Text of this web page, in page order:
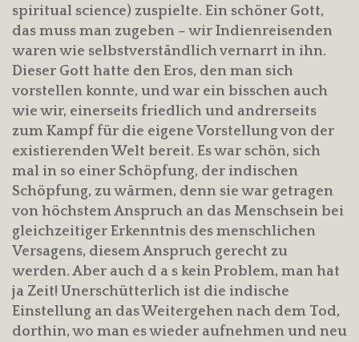
spiritual science) zuspielte. Ein schöner Gott,
das muss man zugeben – wir Indienreisenden
waren wie selbstverständlich vernarrt in ihn.
Dieser Gott hatte den Eros, den man sich
vorstellen konnte, und war ein bisschen auch
wie wir, einerseits friedlich und andrerseits
zum Kampf für die eigene Vorstellung von der
existierenden Welt bereit. Es war schön, sich
mal in so einer Schöpfung, der indischen
Schöpfung, zu wärmen, denn sie war getragen
von höchstem Anspruch an das Menschsein bei
gleichzeitiger Erkenntnis des menschlichen
Versagens, diesem Anspruch gerecht zu
werden. Aber auch d a s kein Problem, man hat
ja Zeit! Unerschütterlich ist die indische
Einstellung an das Weitergehen nach dem Tod,
dorthin, wo man es wieder aufnehmen und neu